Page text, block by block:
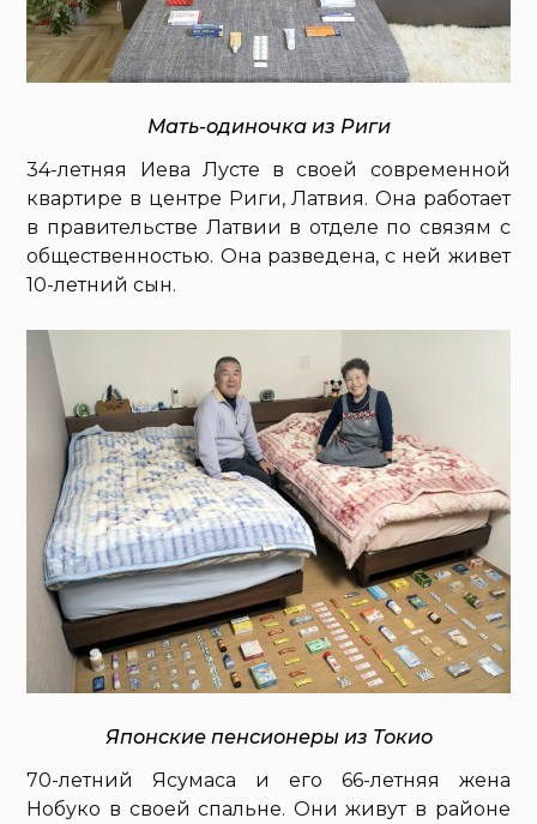
Мать-одиночка из Риги
34-летняя Иева Лусте в своей современной
квартире в центре Риги, Латвия. Она работает
в правительстве Латвии в отделе по связям с
общественностью. Она разведена, с ней живет
10-летний сын.
Японские пенсионеры из Токио
70-летний Ясумаса и его 66-летняя жена
Нобуко в своей спальне. Они живут в районе